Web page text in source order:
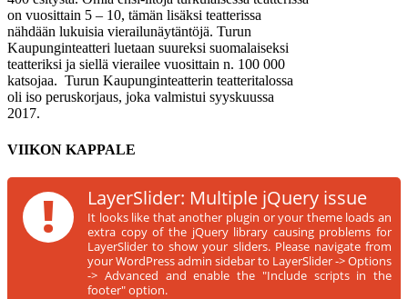
on vuosittain 5 – 10, tämän lisäksi teatterissa
nähdään lukuisia vierailunäytäntöjä. Turun
Kaupunginteatteri luetaan suureksi suomalaiseksi
teatteriksi ja siellä vierailee vuosittain n. 100 000
katsojaa. Turun Kaupunginteatterin teatteritalossa
oli iso peruskorjaus, joka valmistui syyskuussa
2017.
VIIKON KAPPALE
! LayerSlider: Multiple jQuery issue
It looks like that another plugin or your theme loads an
extra copy of the jQuery library causing problems for
LayerSlider to show your sliders. Please navigate from
your WordPress admin sidebar to LayerSlider -> Options
-> Advanced and enable the "Include scripts in the
footer" option.